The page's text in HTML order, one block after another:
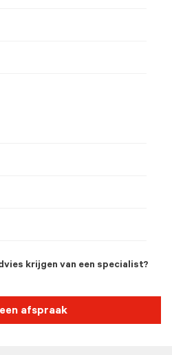
krijgen van een specialist?
afspraak